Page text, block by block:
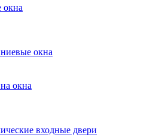
окна
окна
окна
входные двери